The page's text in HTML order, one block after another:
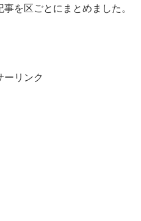
を区ごとにまとめました。
ーリンク